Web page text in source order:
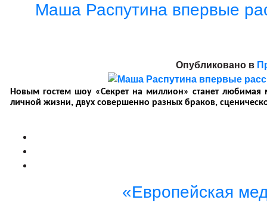
Маша Распутина впервые
Опубликовано в
Новым гостем шоу «Секрет на миллион» станет любимая
личной жизни, двух совершенно разных браков,
«Европейская